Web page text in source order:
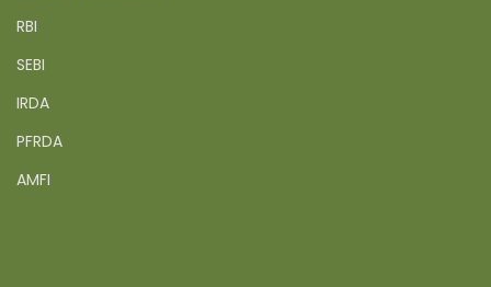
RBI
SEBI
IRDA
PFRDA
AMFI